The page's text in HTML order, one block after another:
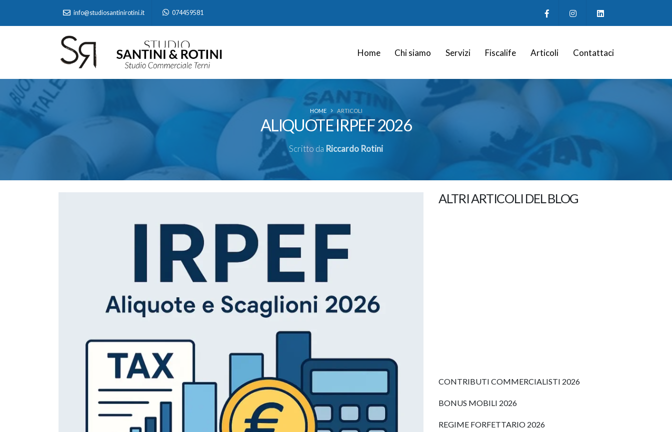
info@studiosantinirotini.it 074459581
Home Chi siamo Servizi Fiscalife Articoli Contattaci
ALIQUOTE IRPEF 2026
Scritto da Riccardo Rotini
HOME ARTICOLI
ALTRI ARTICOLI DEL BLOG
CONTRIBUTI COMMERCIALISTI 2026
BONUS MOBILI 2026
REGIME FORFETTARIO 2026